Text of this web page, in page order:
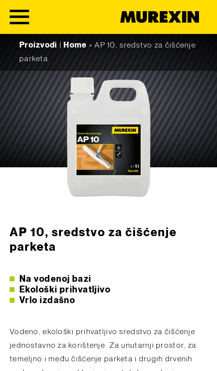
Proizvodi
Home »AP 10, sredstvo za čišćenje
parketa
AP 10, sredstvo za čišćenje
parketa
Na vodenoj bazi
Ekološki prihvatljivo
Vrlo izdašno
Vodeno, ekološki prihvatljivo sredstvo za čišćenje
jednostavno za korištenje. Za unutarnji prostor, za
temeljno i među čišćenje parketa i drugih drvenih